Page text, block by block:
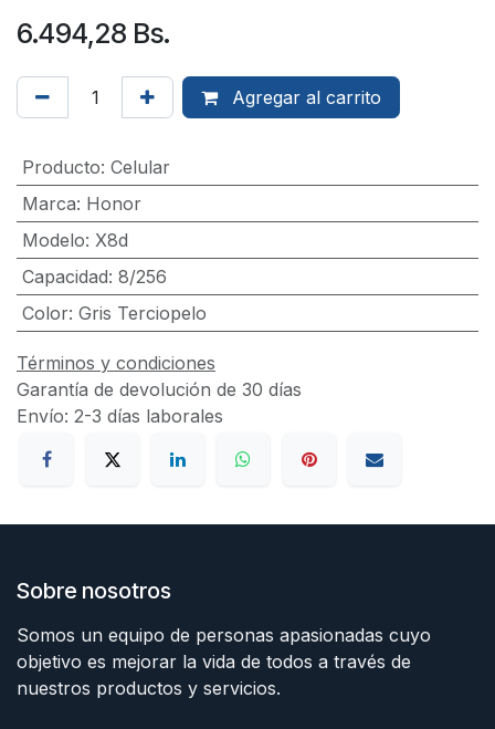
6.494,28 Bs.
Agregar al carrito
Producto: Celular
Marca: Honor
Modelo: X8d
Capacidad: 8/256
Color: Gris Terciopelo
Términos y condiciones
Garantía de devolución de 30 días
Envío: 2-3 días laborales
Sobre nosotros
Somos un equipo de personas apasionadas cuyo
objetivo es mejorar la vida de todos a través de
nuestros productos y servicios.